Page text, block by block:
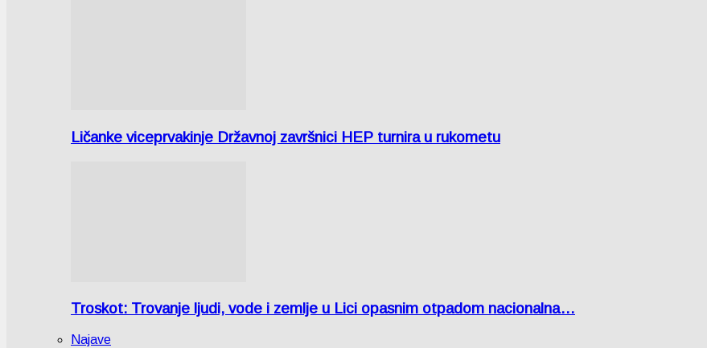
Ličanke viceprvakinje Državnoj završnici HEP turnira u rukometu
Troskot: Trovanje ljudi, vode i zemlje u Lici opasnim otpadom nacionalna…
Najave